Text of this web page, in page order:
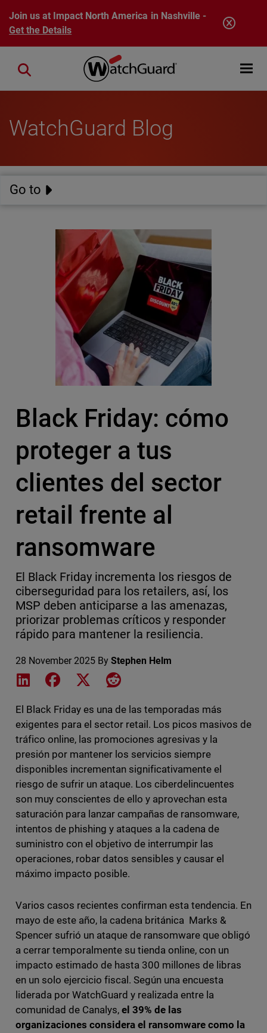
Skip to main content
Join us at Impact North America in Nashville -
Get the Details
Open
Close search
WatchGuard Blog
Go to
Black Friday: cómo
proteger a tus
clientes del sector
retail frente al
ransomware
El Black Friday incrementa los riesgos de
ciberseguridad para los retailers, así, los
MSP deben anticiparse a las amenazas,
priorizar problemas críticos y responder
rápido para mantener la resiliencia.
28 November 2025 By Stephen Helm
Share on LinkedIn
Share on Facebook
Share on XShare on Reddit
El Black Friday es una de las temporadas más
exigentes para el sector retail. Los picos masivos de
tráfico online, las promociones agresivas y la
presión por mantener los servicios siempre
disponibles incrementan significativamente el
riesgo de sufrir un ataque. Los ciberdelincuentes
son muy conscientes de ello y aprovechan esta
saturación para lanzar campañas de ransomware,
intentos de phishing y ataques a la cadena de
suministro con el objetivo de interrumpir las
operaciones, robar datos sensibles y causar el
máximo impacto posible.
Varios casos recientes confirman esta tendencia. En
mayo de este año, la cadena británica Marks &
Spencer sufrió un ataque de ransomware que obligó
a cerrar temporalmente su tienda online, con un
impacto estimado de hasta 300 millones de libras
en un solo ejercicio fiscal. Según una encuesta
liderada por WatchGuard y realizada entre la
comunidad de Canalys, el 39% de las
organizaciones considera el ransomware como la